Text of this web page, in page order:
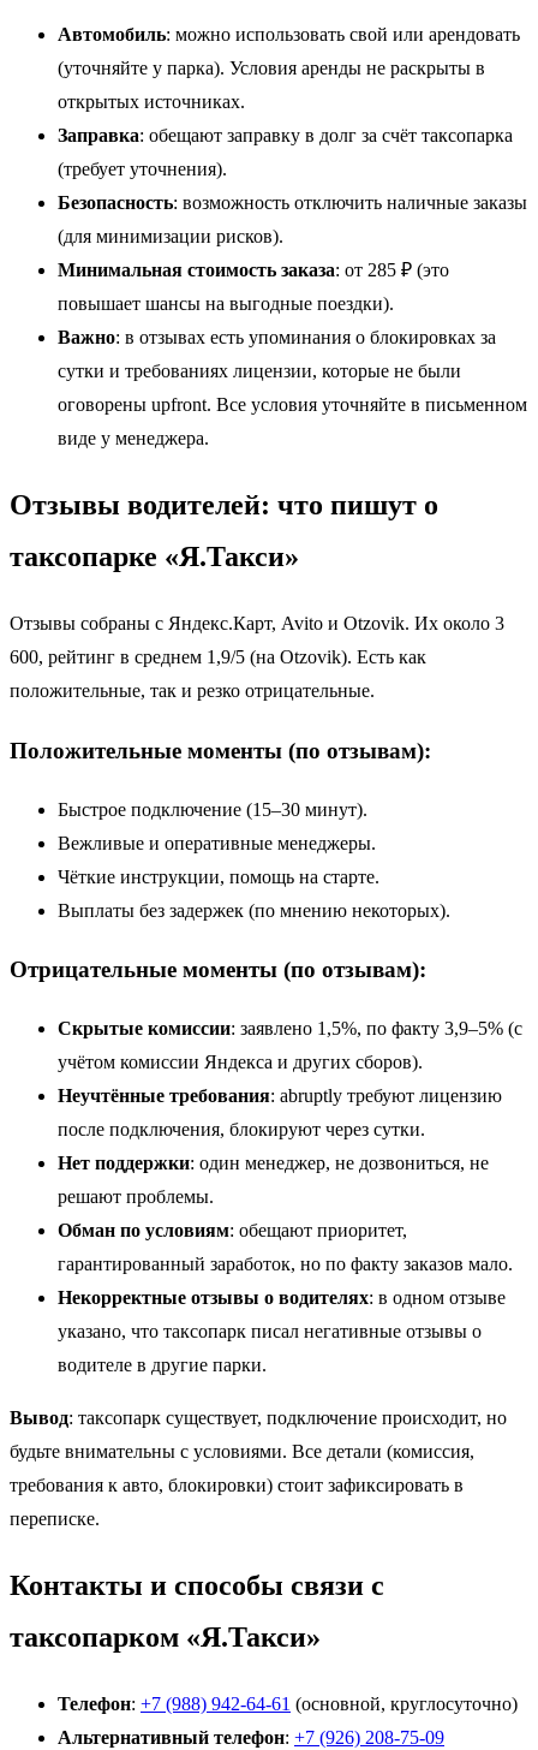
Автомобиль: можно использовать свой или арендовать
(уточняйте у парка). Условия аренды не раскрыты в
открытых источниках.
Заправка: обещают заправку в долг за счёт таксопарка
(требует уточнения).
Безопасность: возможность отключить наличные заказы
(для минимизации рисков).
Минимальная стоимость заказа: от 285 ₽ (это
повышает шансы на выгодные поездки).
Важно: в отзывах есть упоминания о блокировках за
сутки и требованиях лицензии, которые не были
оговорены upfront. Все условия уточняйте в письменном
виде у менеджера.
Отзывы водителей: что пишут о
таксопарке «Я.Такси»
Отзывы собраны с Яндекс.Карт, Avito и Otzovik. Их около 3
600, рейтинг в среднем 1,9/5 (на Otzovik). Есть как
положительные, так и резко отрицательные.
Положительные моменты (по отзывам):
Быстрое подключение (15–30 минут).
Вежливые и оперативные менеджеры.
Чёткие инструкции, помощь на старте.
Выплаты без задержек (по мнению некоторых).
Отрицательные моменты (по отзывам):
Скрытые комиссии: заявлено 1,5%, по факту 3,9–5% (с
учётом комиссии Яндекса и других сборов).
Неучтённые требования: abruptly требуют лицензию
после подключения, блокируют через сутки.
Нет поддержки: один менеджер, не дозвониться, не
решают проблемы.
Обман по условиям: обещают приоритет,
гарантированный заработок, но по факту заказов мало.
Некорректные отзывы о водителях: в одном отзыве
указано, что таксопарк писал негативные отзывы о
водителе в другие парки.
Вывод: таксопарк существует, подключение происходит, но
будьте внимательны с условиями. Все детали (комиссия,
требования к авто, блокировки) стоит зафиксировать в
переписке.
Контакты и способы связи с
таксопарком «Я.Такси»
Телефон: +7 (988) 942-64-61 (основной, круглосуточно)
Альтернативный телефон: +7 (926) 208-75-09